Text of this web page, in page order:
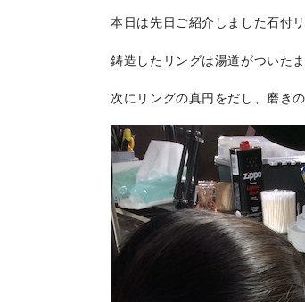
本日は先日ご紹介しました石付
鋳造したリングは湯道がついた
次にリングの真円をだし、磨き